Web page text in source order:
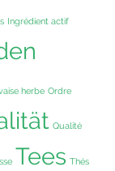
Ingrédient actif
herbe Ordre
Qualité
Tees Thés